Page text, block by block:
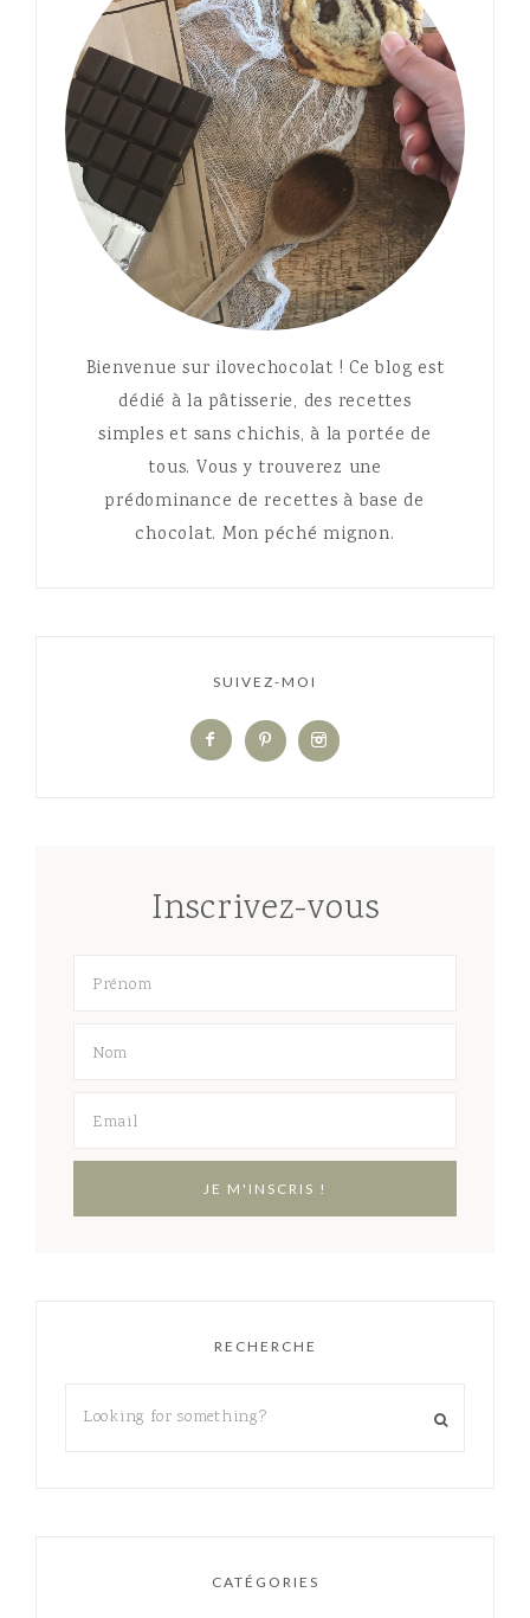
Bienvenue sur ilovechocolat ! Ce blog est
dédié à la pâtisserie, des recettes
simples et sans chichis, à la portée de
tous. Vous y trouverez une
prédominance de recettes à base de
chocolat. Mon péché mignon.
SUIVEZ-MOI
Inscrivez-vous
RECHERCHE
CATÉGORIES